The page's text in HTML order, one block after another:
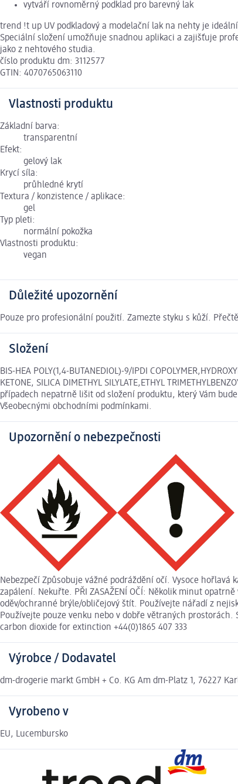
vytváří rovnoměrný podklad pro barevný lak
trend !t up UV podkladový a modelační lak na nehty je
Speciální složení umožňuje snadnou aplikaci a zajišťuje
jako z nehtového studia.
číslo produktu dm: 3112577
GTIN: 4070765063110
Vlastnosti produktu
Základní barva:
transparentní
Efekt:
gelový lak
Krycí síla:
průhledné krytí
Textura / konzistence / aplikace:
gel
Typ pleti:
normální pokožka
Vlastnosti produktu:
vegan
Důležité upozornění
Pouze pro profesionální použití. Zamezte styku s kůží.
Složení
BIS-HEA POLY(1,4-BUTANEDIOL)-9/IPDI
KETONE, SILICA DIMETHYL SILYLATE,ETHYL
případech nepatrně lišit od složení produktu, který Vám
Všeobecnými obchodními podmínkami.
Upozornění o nebezpečnosti
Nebezpečí Způsobuje vážné podráždění očí. Vysoce
zapálení. Nekuřte. PŘI ZASAŽENÍ OČÍ: Několik minut
oděv/ochranné brýle/obličejový štít. Používejte nářadí z
Používejte pouze venku nebo v dobře větraných
carbon dioxide for extinction +44(0)1865 407 333
Výrobce / Dodavatel
dm-drogerie markt GmbH + Co. KG Am dm-Platz 1, 76227
Vyrobeno v
EU, Lucembursko